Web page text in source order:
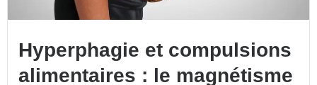
Hyperphagie et compulsions
alimentaires : le magnétisme